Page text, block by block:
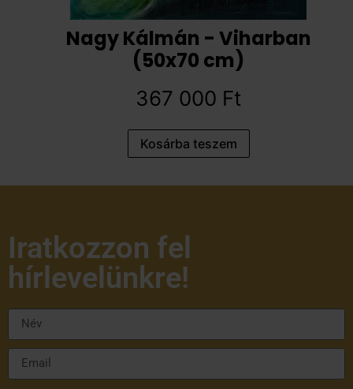
Nagy Kálmán - Viharban
(50x70 cm)
367 000 Ft
Kosárba teszem
Iratkozzon fel
hírlevelünkre!